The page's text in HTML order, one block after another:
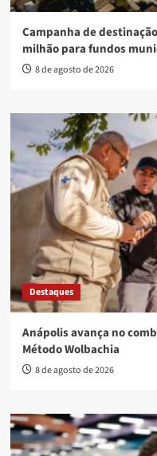
Campanha de
milhão para fundos
8 de agosto de 2026
Destaques
Anápolis avança no
Método Wolbachia
8 de agosto de 2026